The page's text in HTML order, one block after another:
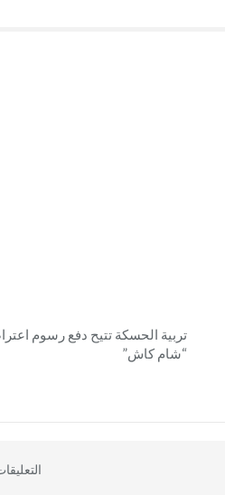
تربية الحسكة تتيح دفع رسوم
“شام كاش”